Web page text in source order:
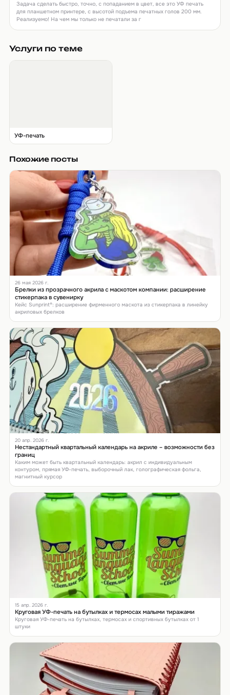
Задача сделать быстро, точно, с попаданием в цвет, все это УФ печать
для планшетном принтере, с высотой подъема печатных голов 200 мм.
Реализуемо! На чем мы только не печатали за г
Услуги по теме
УФ-печать
Похожие посты
26 мая 2026 г.
Брелки из прозрачного акрила с маскотом компании: расширение
стикерпака в сувенирку
Кейс Sunprint®: расширение фирменного маскота из стикерпака в линейку
акриловых брелков
20 апр. 2026 г.
Нестандартный квартальный календарь на акриле – возможности без
границ
Каким может быть квартальный календарь: акрил с индивидуальным
контуром, прямая УФ-печать, выборочный лак, голографическая фольга,
магнитный курсор
15 апр. 2026 г.
Круговая УФ-печать на бутылках и термосах малыми тиражами
Круговая УФ-печать на бутылках, термосах и спортивных бутылках от 1
штуки